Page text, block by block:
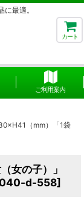
最適。
カート
ご利用案内
（mm）「1袋
女の子）」
d-558]